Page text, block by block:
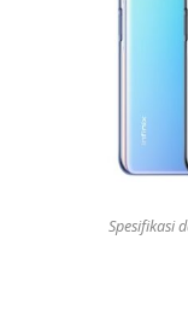
Spesifikasi